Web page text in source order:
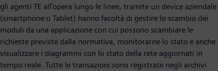
gli agenti TE all’opera lungo le linee, tramite un device aziendale
(smartphone o Tablet) hanno facoltà di gestire lo scambio dei
moduli da una applicazione con cui possono scambiare le
richieste previste dalla normativa, monitorarne lo stato e anche
visualizzare i diagrammi con lo stato della rete aggiornati in
tempo reale. Tutte le transazioni sono registrate negli archivi